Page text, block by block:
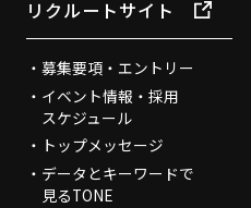
リクルートサイト
募集要項・エントリー
イベント情報・採用
スケジュール
トップメッセージ
データとキーワードで
見るTONE